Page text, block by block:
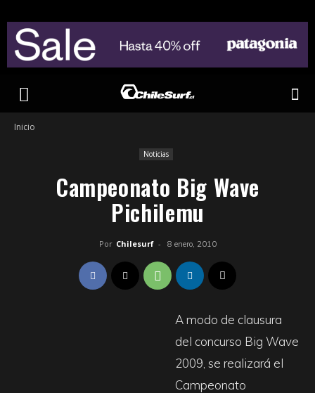
Inicio
Noticias
Campeonato Big Wave
Pichilemu
Por Chilesurf - 8 enero, 2010
A modo de clausura
del concurso Big Wave
2009, se realizará el
Campeonato